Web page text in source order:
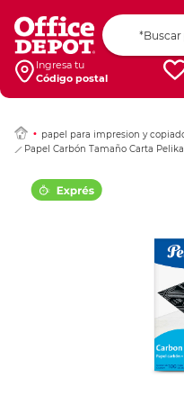
Ingresa tu
Código postal
papel para impresion y
Papel Carbón Tamaño Carta